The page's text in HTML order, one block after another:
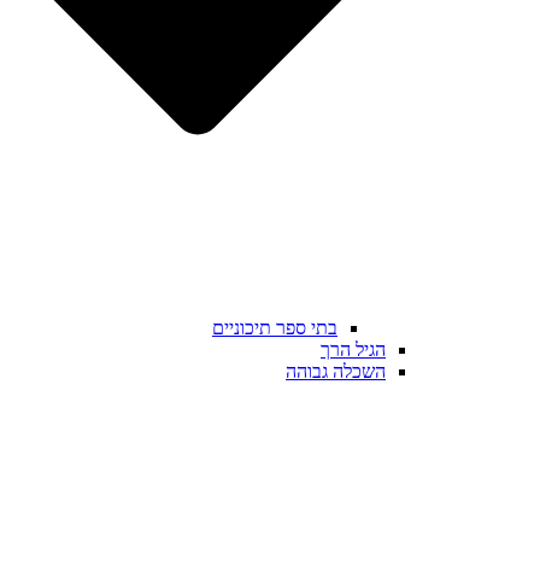
בתי ספר תיכוניים
הגיל הרך
השכלה גבוהה